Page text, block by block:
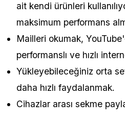
ait kendi ürünleri
maksimum performans
Mailleri okumak,
performanslı ve hızlı
Yükleyebileceğiniz orta
daha hızlı faydalanmak.
Cihazlar arası sekme